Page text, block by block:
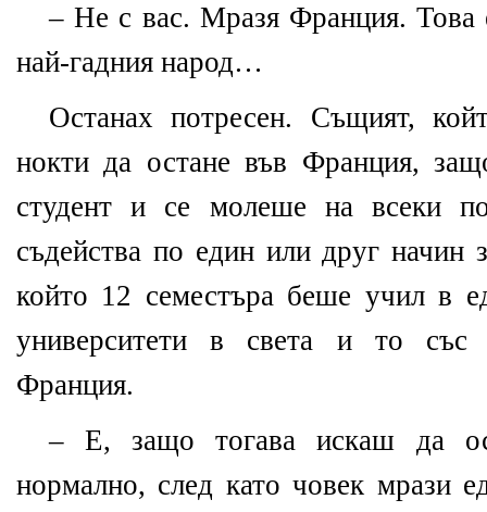
– Не с вас. Мразя Франция. Това
най-гадния народ…
Останах потресен. Същият,
нокти да остане във Франция,
студент и се молеше на всеки
съдейства по един или друг начин
който 12 семестъра беше учил в
университети в света и то със
Франция.
– Е, защо тогава искаш да
нормално, след като човек мрази